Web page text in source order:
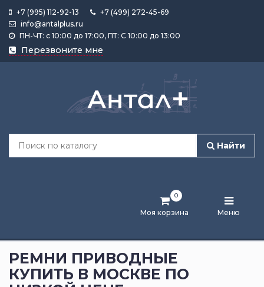
+7 (995) 112-92-13
+7 (499) 272-45-69
info@antalplus.ru
ПН-ЧТ: с 10:00 до 17:00, ПТ: С 10:00 до 13:00
Перезвоните мне
Найти
Моя корзина
0
Меню
Каталог
продукции
Лента
и
статьи
РЕМНИ ПРИВОДНЫЕ
КУПИТЬ В МОСКВЕ ПО